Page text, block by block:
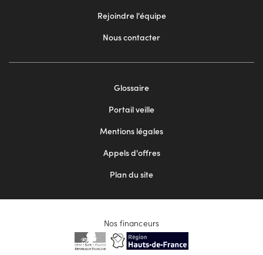
Rejoindre l'équipe
Nous contacter
Glossaire
Portail veille
Mentions légales
Appels d'offres
Plan du site
Nos financeurs